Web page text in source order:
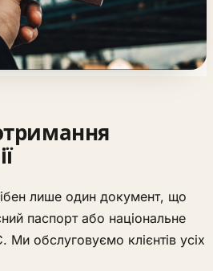
лише один документ, що
паспорт або національне
обслуговуємо клієнтів усіх